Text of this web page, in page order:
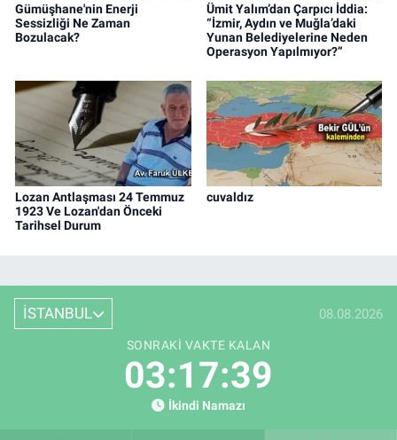
Gümüşhane'nin Enerji
Sessizliği Ne Zaman
Bozulacak?
Ümit Yalım’dan Çarpıcı İddia:
“İzmir, Aydın ve Muğla’daki
Yunan Belediyelerine Neden
Operasyon Yapılmıyor?”
Lozan Antlaşması 24 Temmuz
1923 Ve Lozan'dan Önceki
Tarihsel Durum
cuvaldız
İSTANBUL 08.08.2026
SONRAKI VAKTE KALAN
03:17:38
İkindi Namazı